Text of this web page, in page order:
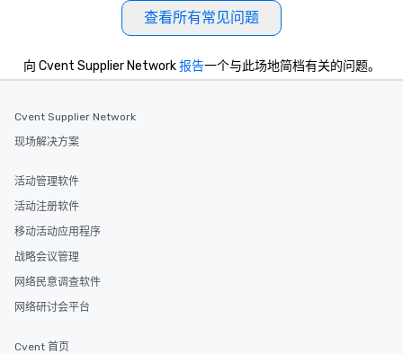
查看所有常见问题
向 Cvent Supplier Network报告一个与此场地简档有关的问题。
Cvent Supplier Network
现场解决方案
活动管理软件
活动注册软件
移动活动应用程序
战略会议管理
网络民意调查软件
网络研讨会平台
Cvent 首页